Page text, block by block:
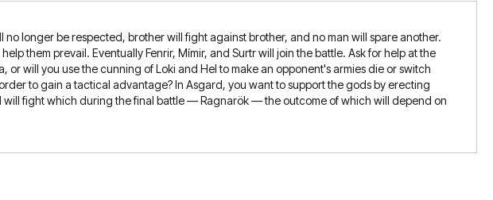
longer be respected, brother will fight against brother, and no man will spare another.
them prevail. Eventually Fenrir, Mímir, and Surtr will join the battle. Ask for help at the
will you use the cunning of Loki and Hel to make an opponent's armies die or switch
to gain a tactical advantage? In Asgard, you want to support the gods by erecting
fight which during the final battle — Ragnarök — the outcome of which will depend on